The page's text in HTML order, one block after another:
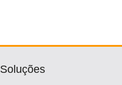
Soluções